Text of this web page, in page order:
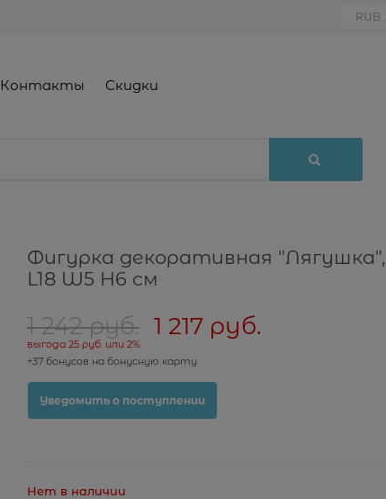
Контакты Скидки
Фигурка декоративная "Лягушка",
L18 W5 H6 см
1 242 руб. 1 217 руб.
выгода 25 руб. или 2%
+37 бонусов на бонусную карту
Уведомить о поступлении
Нет в наличии